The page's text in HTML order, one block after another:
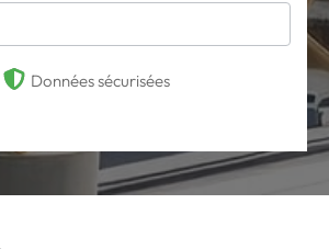
Données sécurisées